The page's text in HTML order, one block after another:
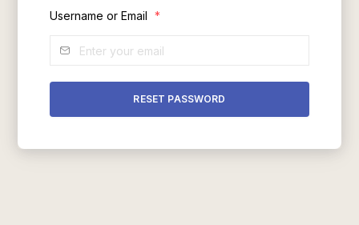
Username or Email *